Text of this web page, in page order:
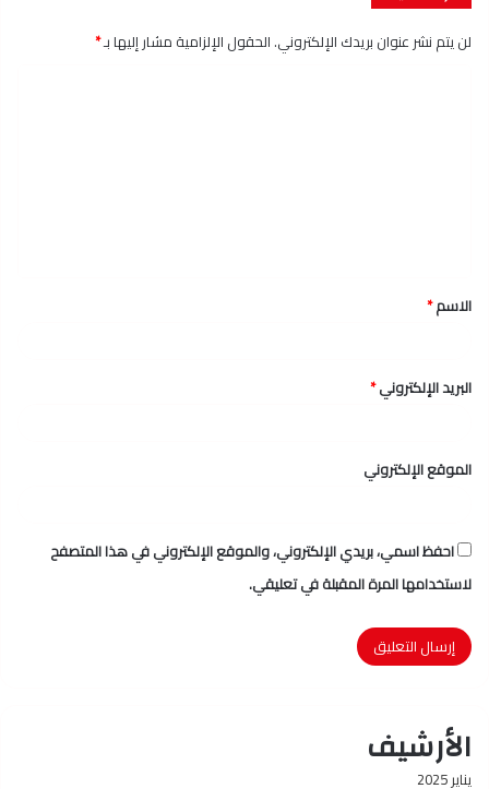
لن يتم نشر عنوان بريدك الإلكتروني.الحقول الإلزامية مشار إليها بـ*
*
الاسم*
البريد الإلكتروني*
الموقع الإلكتروني
احفظ اسمي، بريدي الإلكتروني، والموقع الإلكتروني في هذا المتصفح
لاستخدامها المرة المقبلة في تعليقي.
الأرشيف
يناير 2025